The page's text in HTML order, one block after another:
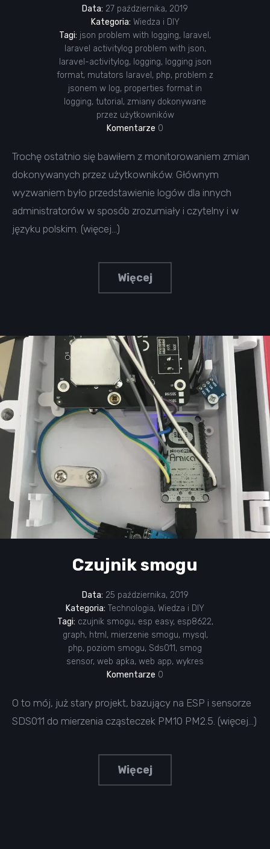
Data: 27 października, 2019
Kategoria: Wiedza i DIY
Tagi: json problem with logging, laravel ,
laravel activitylog problem with json,
laravel-activitylog, logging, logging json
format, mutators laravel , php, problem z
jsonem w log, properties format in
logging, tutorial , zmiany dokonywane
przez użytkowników
Komentarze 0
Trochę ostatnio się bawiłem z monitorowaniem zmian
dokonywanych przez użytkowników. Głównym
wyzwaniem było przedstawienie logów dla innych
administratorów w sposób zrozumiały i czytelny i w
języku polskim. (więcej…)
Więcej
Czujnik smogu
Data: 25 października, 2019
Kategoria: Technologia, Wiedza i DIY
Tagi: czujnik smogu, esp easy, esp8622,
graph, html , mierzenie smogu, mysql ,
php, poziom smogu, Sds011, smog
sensor, web apka, web app, wykres
Komentarze 0
O to mój, już stary projekt, bazujący na ESP i sensorze
SDS011 do mierzenia cząsteczek PM10 PM2.5. (więcej…)
Więcej